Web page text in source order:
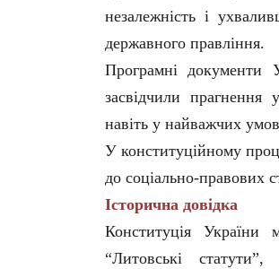
незалежність і
державного правління.
Програмні документи
засвідчили прагнення
навіть у найважчих
У конституційному
до соціально-правових
Історична довідка
Конституція України
“Литовські